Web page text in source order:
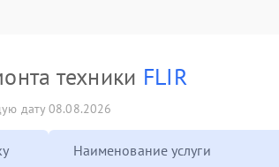
техники FLIR
дату 08.08.2026
Наименование услуги